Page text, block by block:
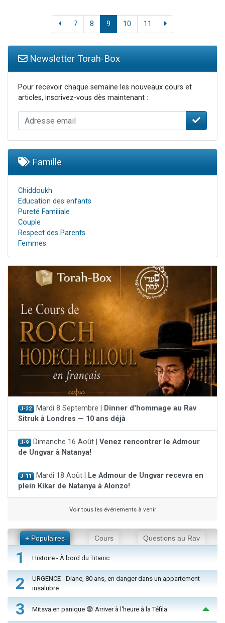
7 8 9 10 11
Newsletter Torah-Box
Pour recevoir chaque semaine les nouveaux cours et
articles, inscrivez-vous dès maintenant :
Famille
Chiddoukh
Education des enfants
Pureté Familiale
Couple
Respect des Parents
Femmes
J-32 Mardi 8 Septembre |
Dinner d'hommage au Rav
Sitruk à Londres — 10 ans déjà
J-9 Dimanche 16 Août | Venez rencontrer le Admour
de Ungvar à Natanya!
J-11 Mardi 18 Août |
Le Admour de Ungvar recevra en
plein Kikar de Natanya à Alonzo!
Voir tous les événements à venir
+ Populaires Cours Questions au Rav
1 Histoire - À bord du Titanic
2
URGENCE - Diane, 80 ans, en danger dans un appartement
insalubre
3 Mitsva en panique 😨 Arriver à l'heure à la Téfila